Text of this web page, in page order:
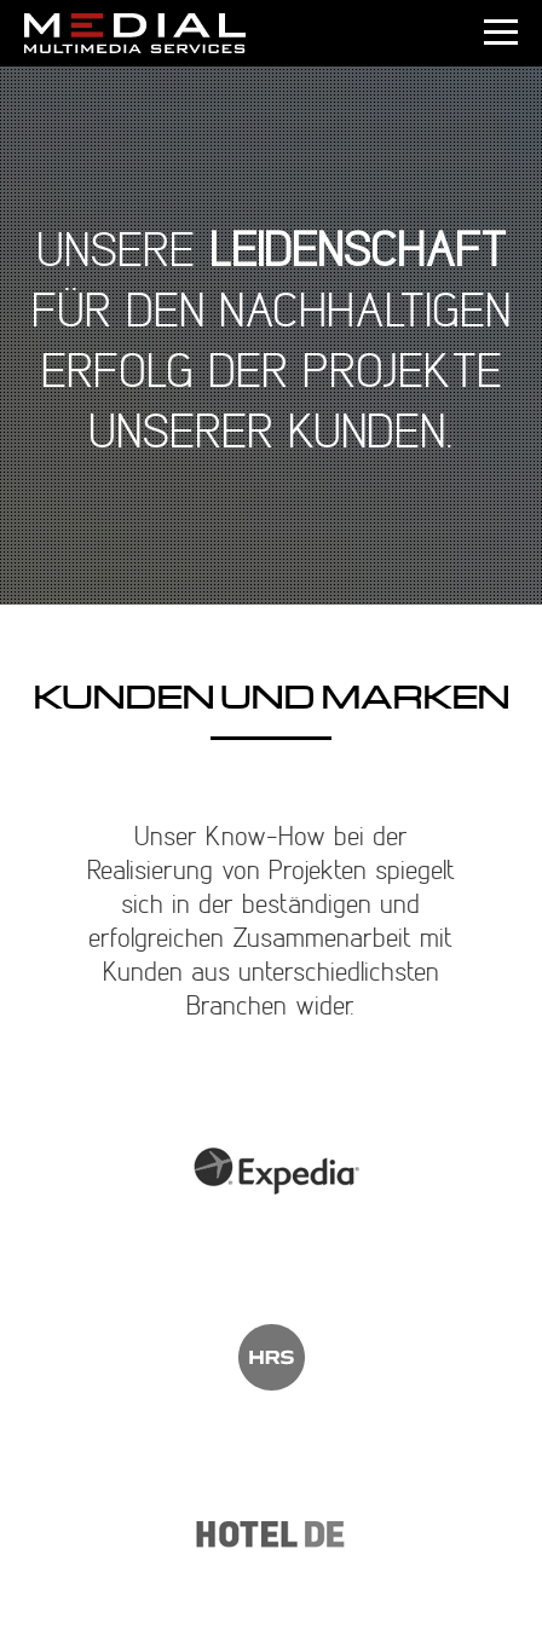
UNSERELEIDENSCHAFT
FÜR DEN NACHHALTIGEN
ERFOLG DER PROJEKTE
UNSERER KUNDEN.
KUNDEN UND MARKEN
Unser Know-How bei der
Realisierung von Projekten spiegelt
sich in der beständigen und
erfolgreichen Zusammenarbeit mit
Kunden aus unterschiedlichsten
Branchen wider.